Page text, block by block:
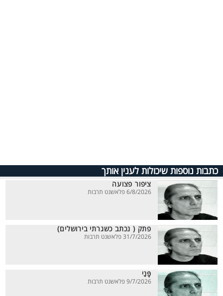
כתבות נוספות שיכולות לענין אותך
ציפור פצועה
6/8/2026 פלאשנט תרבות
פתק ( נכתב כשגרתי בירושלים)
31/7/2026 פלאשנט תרבות
פָּנַי
9/7/2026 פלאשנט תרבות